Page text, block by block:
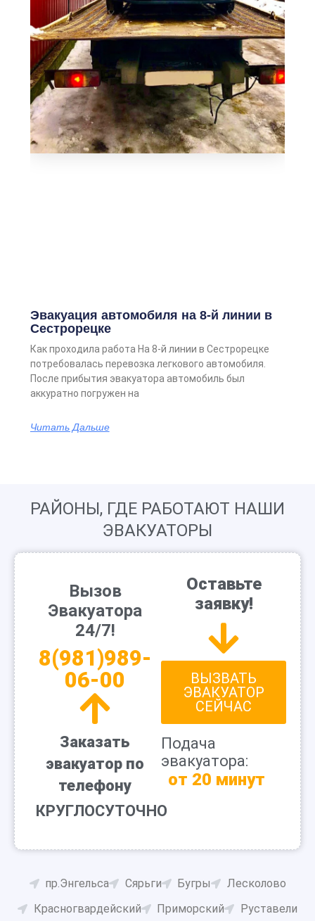
Эвакуация автомобиля на 8-й линии в
Сестрорецке
Как проходила работа На 8-й линии в Сестрорецке
потребовалась перевозка легкового автомобиля.
После прибытия эвакуатора автомобиль был
аккуратно погружен на
Читать Дальше
РАЙОНЫ, ГДЕ РАБОТАЮТ НАШИ
ЭВАКУАТОРЫ
Вызов
Эвакуатора
24/7!
8(981)989-
06-00
Заказать
эвакуатор по
телефону
КРУГЛОСУТОЧНО
Оставьте
заявку!
ВЫЗВАТЬ
ЭВАКУАТОР
СЕЙЧАС
Подача
эвакуатора:
от 20 минут
пр.Энгельса Сярьги Бугры
Лесколово
Красногвардейский
Приморский Руставели